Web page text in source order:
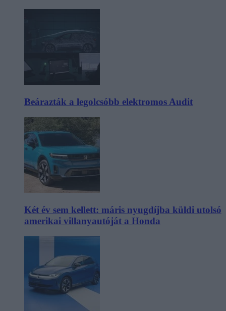
Beárazták a legolcsóbb elektromos Audit
Két év sem kellett: máris nyugdíjba küldi utolsó
amerikai villanyautóját a Honda